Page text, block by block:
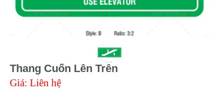
Thang Cuốn Lên Trên
Giá: Liên hệ